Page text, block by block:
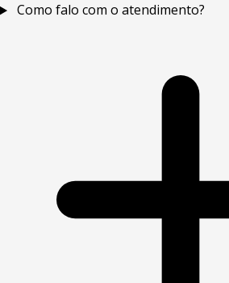
Como falo com o atendimento?